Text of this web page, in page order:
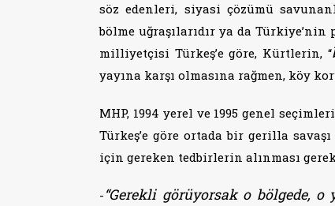
söz edenleri, siyasi çözümü
bölme uğraşılarıdır ya da
milliyetçisi Türkeş’e göre, Kürtlerin, “
yayına karşı olmasına rağmen, köy
MHP, 1994 yerel ve 1995 genel
Türkeş’e göre ortada bir gerilla
için gereken tedbirlerin alınması
- “Gerekli görüyorsak o bölgede,